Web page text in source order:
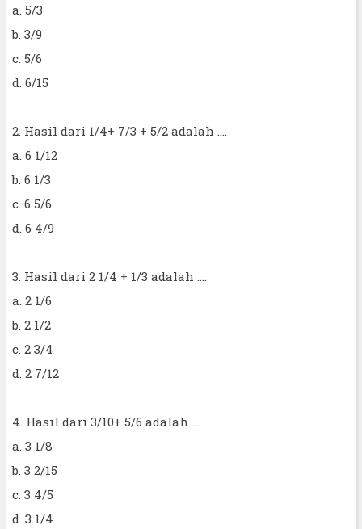
a. 5/3
b. 3/9
c. 5/6
d. 6/15
2. Hasil dari 1/4+ 7/3 + 5/2 adalah ....
a. 6 1/12
b. 6 1/3
c. 6 5/6
d. 6 4/9
3. Hasil dari 2 1/4 + 1/3 adalah ....
a. 2 1/6
b. 2 1/2
c. 2 3/4
d. 2 7/12
4. Hasil dari 3/10+ 5/6 adalah ....
a. 3 1/8
b. 3 2/15
c. 3 4/5
d. 3 1/4